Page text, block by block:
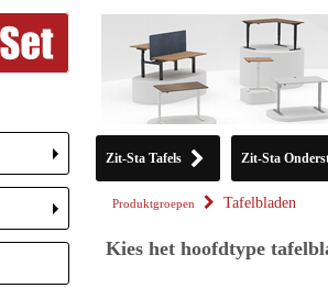
Zit-Sta Tafels Zit-Sta
Produktgroepen Tafelbladen
Kies het hoofdtype
+
+